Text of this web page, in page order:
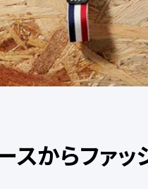
からファッ